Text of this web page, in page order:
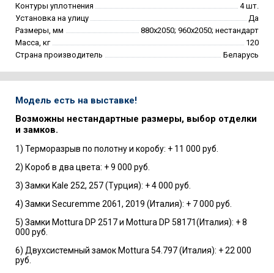
Контуры уплотнения
4 шт.
Установка на улицу
Да
Размеры, мм
880х2050; 960х2050; нестандарт
Масса, кг
120
Страна производитель
Беларусь
Модель есть на выставке!
Возможны нестандартные размеры, выбор отделки
и замков.
1) Терморазрыв по полотну и коробу: + 11 000 руб.
2) Короб в два цвета: + 9 000 руб.
3) Замки Kale 252, 257 (Турция): + 4 000 руб.
4) Замки Securemme 2061, 2019 (Италия): + 7 000 руб.
5) Замки Mottura DP 2517 и Mottura DP 58171(Италия): + 8
000 руб.
6) Двухсистемный замок Mottura 54.797 (Италия): + 22 000
руб.